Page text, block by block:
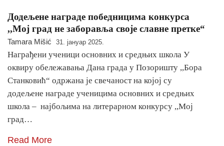
Додељене награде победницима конкурса
,,Мој град не заборавља своје славне претке“
Tamara Mišić 31. јануар 2025.
Награђени ученици основних и средњих школа У
оквиру обележавања Дана града у Позоришту ,,Бора
Станковић“ одржана је свечаност на којој су
додељене награде ученицима основних и средњих
школа – најбољима на литерарном конкурсу ,,Мој
град…
Read More